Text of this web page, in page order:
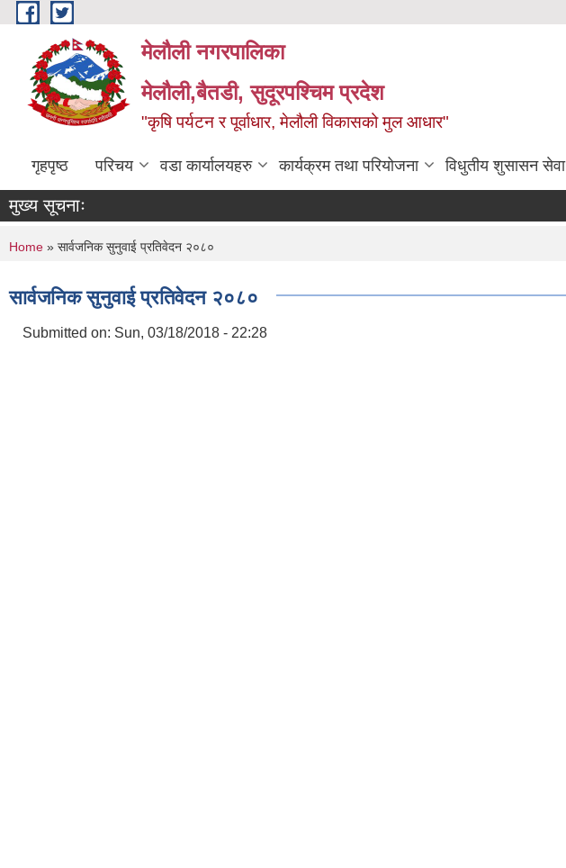
Skip to main content
मेलौली नगरपालिका
मेलौली,बैतडी, सुदूरपश्‍चिम प्रदेश
"कृषि पर्यटन र पूर्वाधार, मेलौली विकासको मुल आधार"
गृहपृष्ठ परिचय वडा कार्यालयहरु कार्यक्रम तथा परियोजना विधुतीय शुसासन सेवा
मुख्य सूचनाः
You are here
Home » सार्वजनिक सुनुवाई प्रतिवेदन २०८०
सार्वजनिक सुनुवाई प्रतिवेदन २०८०
Submitted on: Sun, 03/18/2018 - 22:28